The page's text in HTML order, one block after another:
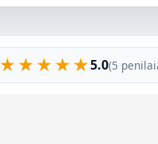
★ ★ ★ ★ ★5.0(5